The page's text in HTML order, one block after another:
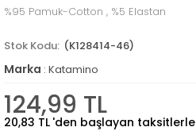
%95 Pamuk-Cotton , %5 Elastan
(K128414-46)
Marka : Katamino
124,99 TL
20,83 TL 'den başlayan taksitlerle